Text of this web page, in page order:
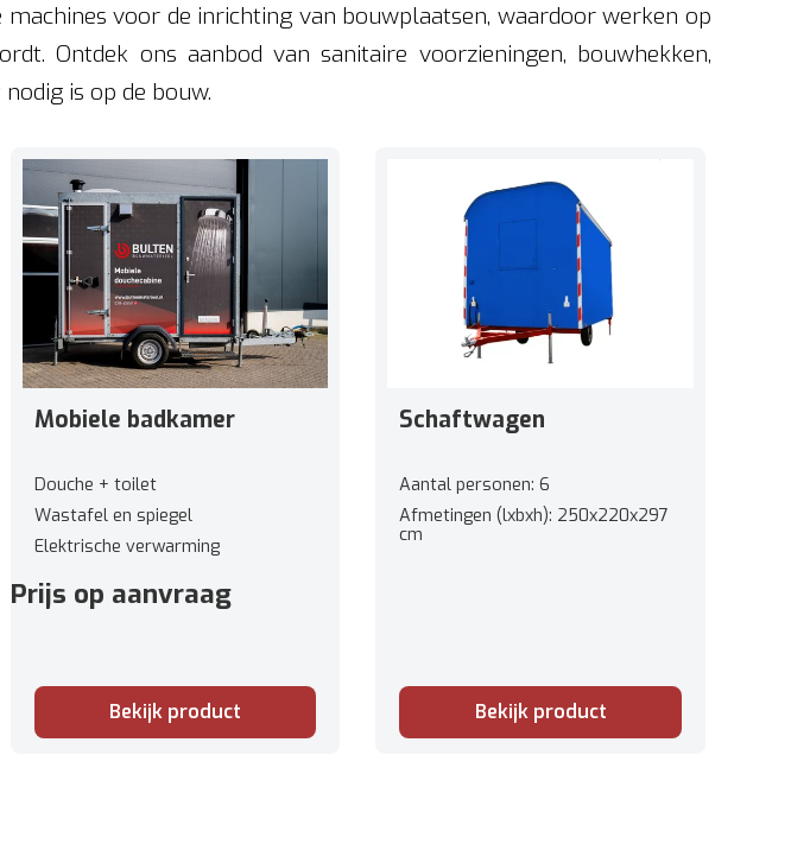
voor de inrichting van bouwplaatsen, waardoor werken op
Ontdek ons aanbod van sanitaire voorzieningen, bouwhekken,
is op de bouw.
Mobiele badkamer
Douche + toilet
Wastafel en spiegel
Elektrische verwarming
Geïsoleerd
Haakje voor kleding
Prijs op aanvraag
Bekijk product
Schaftwagen
Aantal personen: 6
Afmetingen (lxbxh): 250x220x297
cm
Bekijk product